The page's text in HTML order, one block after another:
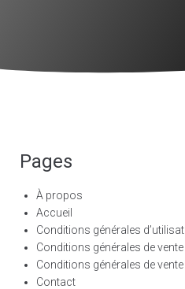
Pages
À propos
Accueil
Conditions générales
Conditions générales de vente
Conditions générales de vente
Contact